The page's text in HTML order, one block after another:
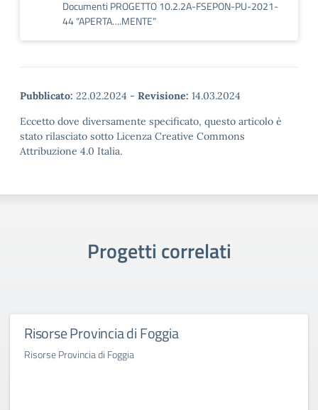
Documenti PROGETTO 10.2.2A-FSEPON-PU-2021-
44 “APERTA….MENTE”
Pubblicato: 22.02.2024 - Revisione: 14.03.2024
Eccetto dove diversamente specificato, questo articolo è
stato rilasciato sotto Licenza Creative Commons
Attribuzione 4.0 Italia.
Progetti correlati
Risorse Provincia di Foggia
Risorse Provincia di Foggia